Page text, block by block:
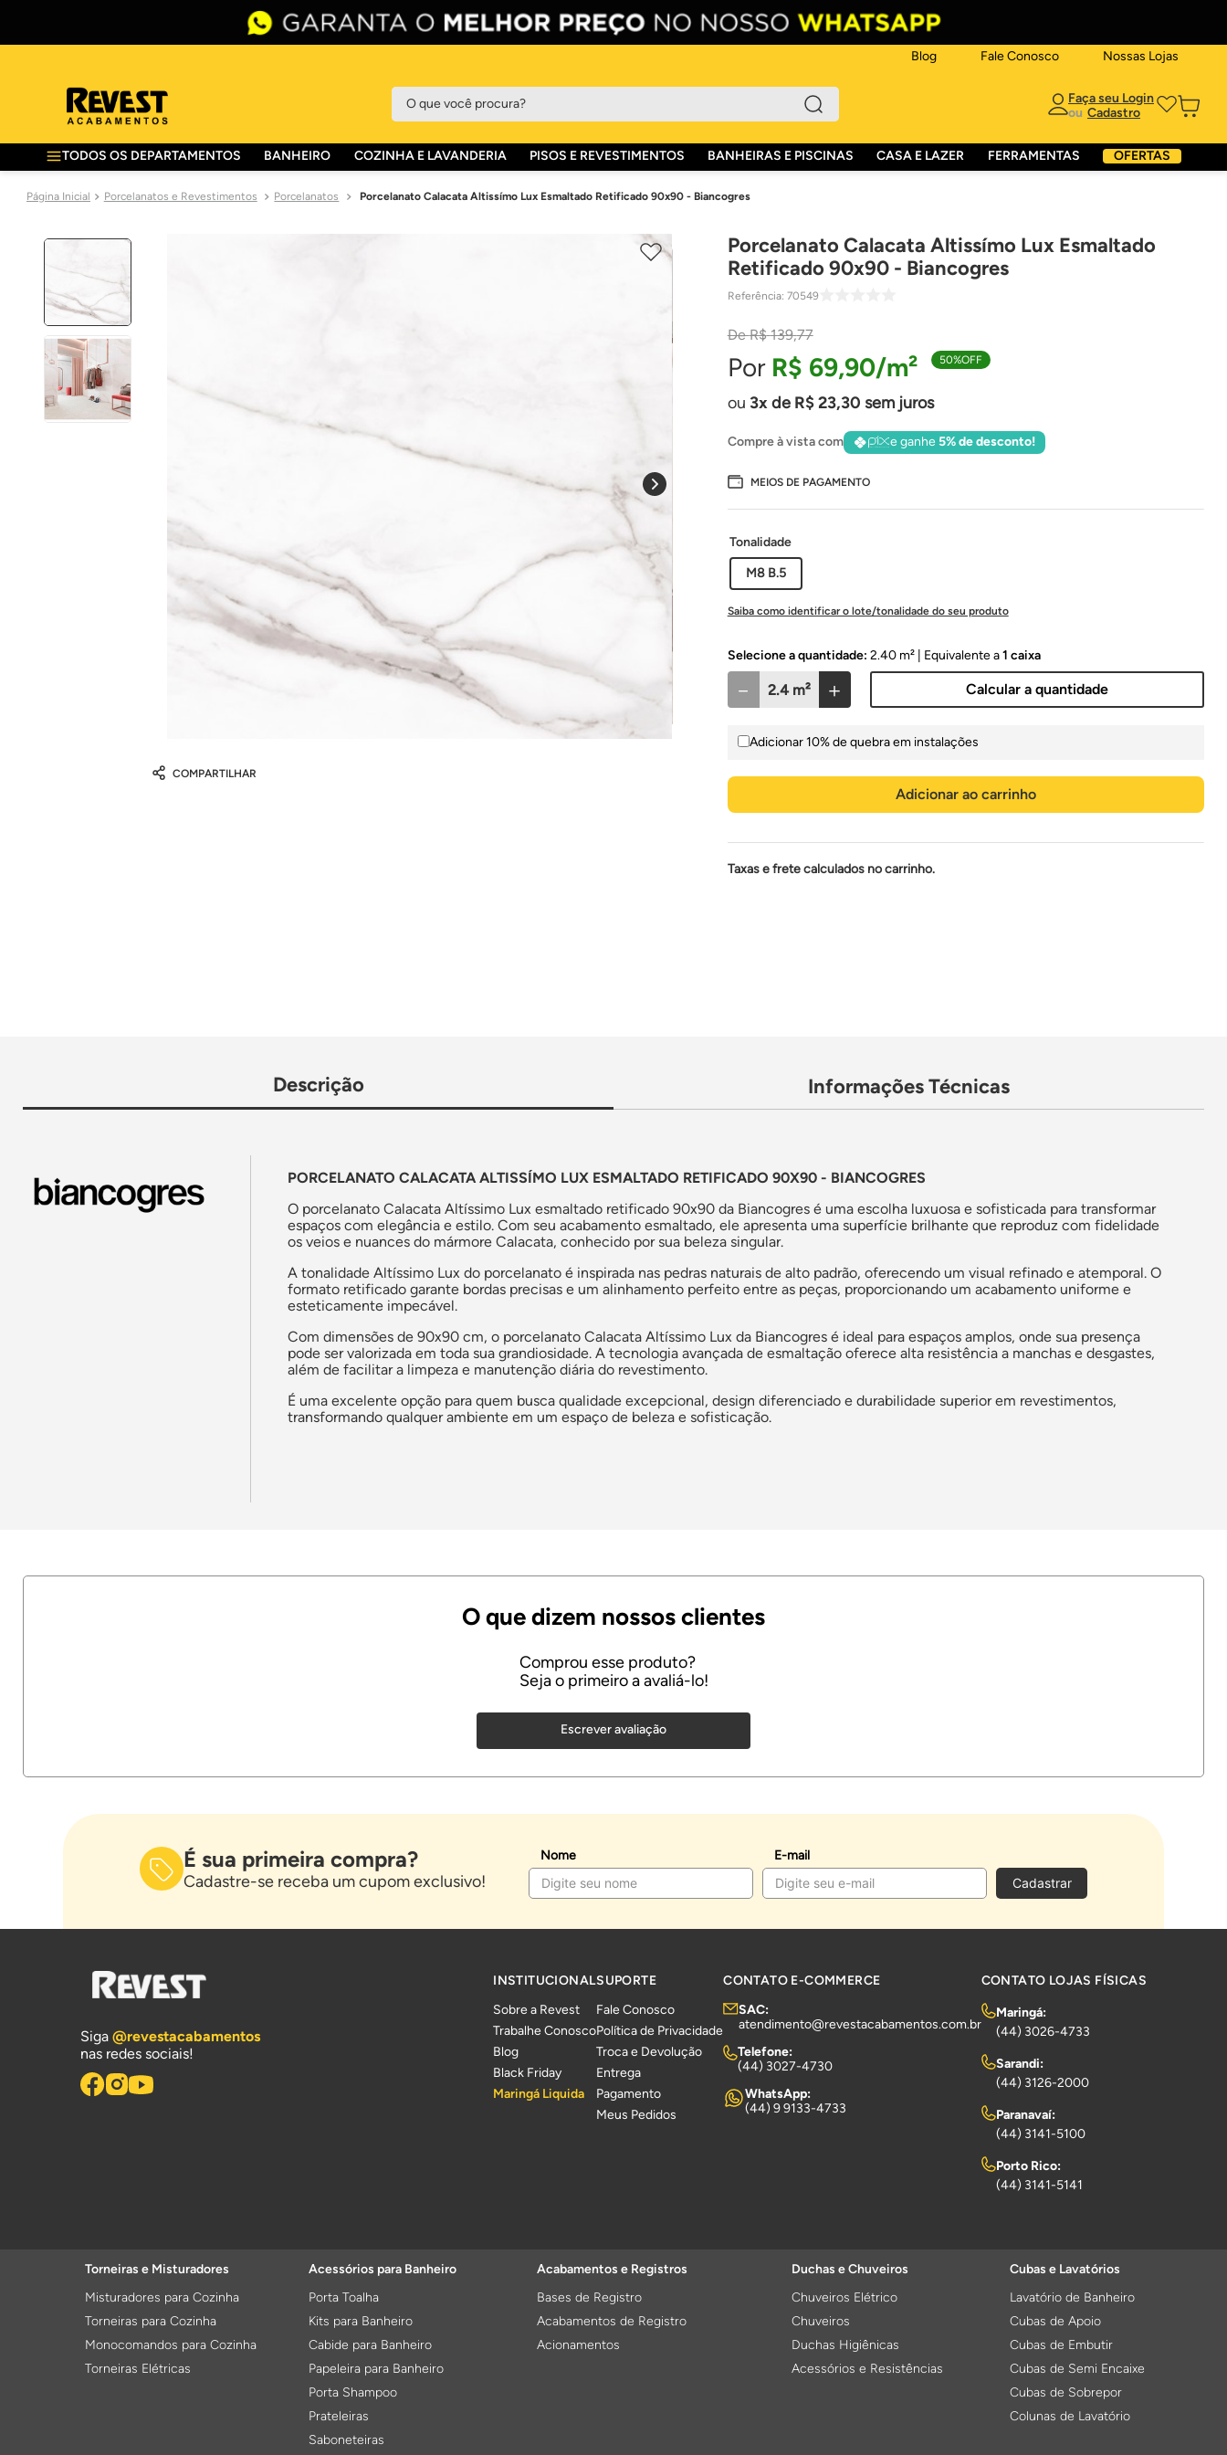
Blog Fale Conosco Nossas Lojas
O que você procura?
ou
TODOS OS DEPARTAMENTOS BANHEIRO COZINHA E LAVANDERIA PISOS E REVESTIMENTOS BANHEIRAS E PISCINAS CASA E LAZER FERRAMENTAS OFERTAS
Porcelanatos e Revestimentos Porcelanatos Porcelanato Calacata Altissímo Lux Esmaltado Retificado 90x90 - Biancogres
COMPARTILHAR
Porcelanato Calacata Altissímo Lux Esmaltado
Retificado 90x90 - Biancogres
Referência: 70549
R$ 139,77
R$ 69,90 50%OFF
3 de R$23,30 sem juros
Compre à vista com e ganhe5% de desconto!
MEIOS DE PAGAMENTO
Tonalidade
M8 B.5
Saiba como identificar o lote/tonalidade do seu produto
＋
－
Selecione a quantidade: 2.40 m²| Equivalente a1 caixa
Calcular a quantidade
Adicionar 10% de quebra em instalações
Adicionar ao carrinho
Taxas e frete calculados no carrinho.
Descrição Informações Técnicas
PORCELANATO CALACATA ALTISSÍMO LUX ESMALTADO RETIFICADO 90X90 - BIANCOGRES
O porcelanato Calacata Altíssimo Lux esmaltado retificado 90x90 da Biancogres é uma escolha luxuosa e sofisticada para transformar
espaços com elegância e estilo. Com seu acabamento esmaltado, ele apresenta uma superfície brilhante que reproduz com fidelidade
os veios e nuances do mármore Calacata, conhecido por sua beleza singular.
A tonalidade Altíssimo Lux do porcelanato é inspirada nas pedras naturais de alto padrão, oferecendo um visual refinado e atemporal. O
formato retificado garante bordas precisas e um alinhamento perfeito entre as peças, proporcionando um acabamento uniforme e
esteticamente impecável.
Com dimensões de 90x90 cm, o porcelanato Calacata Altíssimo Lux da Biancogres é ideal para espaços amplos, onde sua presença
pode ser valorizada em toda sua grandiosidade. A tecnologia avançada de esmaltação oferece alta resistência a manchas e desgastes,
além de facilitar a limpeza e manutenção diária do revestimento.
É uma excelente opção para quem busca qualidade excepcional, design diferenciado e durabilidade superior em revestimentos,
transformando qualquer ambiente em um espaço de beleza e sofisticação.
Escrever avaliação
É sua primeira compra?
Cadastre-se receba um cupom exclusivo!
Nome
E-mail
Cadastrar
Siga @revestacabamentos
nas redes sociais!
INSTITUCIONAL
Sobre a Revest
Trabalhe Conosco
Blog
Black Friday
Maringá Liquida
SUPORTE
Fale Conosco
Política de Privacidade
Troca e Devolução
Entrega
Pagamento
Meus Pedidos
CONTATO E-COMMERCE
SAC:
atendimento@revestacabamentos.com.br
Telefone:
(44) 3027-4730
WhatsApp:
(44) 9 9133-4733
CONTATO LOJAS FÍSICAS
Maringá:
(44) 3026-4733
Sarandi:
(44) 3126-2000
Paranavaí:
(44) 3141-5100
Porto Rico:
(44) 3141-5141
Torneiras e Misturadores
Misturadores para Cozinha
Torneiras para Cozinha
Monocomandos para Cozinha
Torneiras Elétricas
Acessórios para Banheiro
Porta Toalha
Kits para Banheiro
Cabide para Banheiro
Papeleira para Banheiro
Porta Shampoo
Prateleiras
Saboneteiras
Acabamentos e Registros
Bases de Registro
Acabamentos de Registro
Acionamentos
Duchas e Chuveiros
Chuveiros Elétrico
Chuveiros
Duchas Higiênicas
Acessórios e Resistências
Cubas e Lavatórios
Lavatório de Banheiro
Cubas de Apoio
Cubas de Embutir
Cubas de Semi Encaixe
Cubas de Sobrepor
Colunas de Lavatório